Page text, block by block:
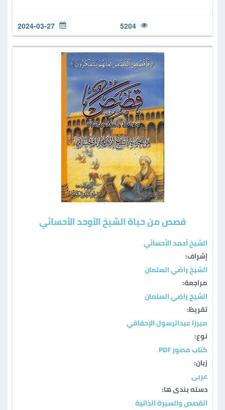
5204
2024-03-27
قصص من حياة الشيخ الأوحد الأحسائي
الشيخ أحمد الأحسائي
إشراف:
الشيخ راضي السلمان
مراجعة:
الشيخ راضي السلمان
تقريظ:
ميرزا عبدالرسول الإحقاقي
نوع:
كتاب مصور PDF
زبان:
عربی
دسته بندی ها:
القصص والسيرة الذاتية